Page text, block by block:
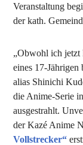
Veranstaltung
der kath.
„Obwohl ich jetzt
eines 17-
alias Shinichi
die Anime-Serie
ausgestrahlt.
der Kazé Anime
Vollstrecker“